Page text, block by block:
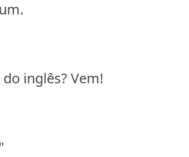
inglês? Vem!